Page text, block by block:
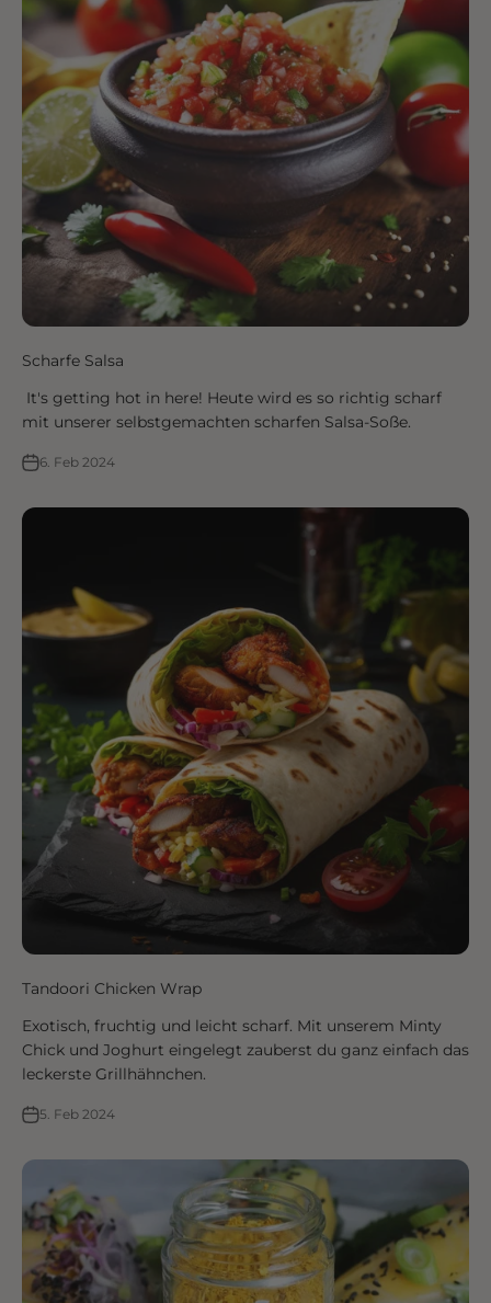
Scharfe Salsa
It's getting hot in here! Heute wird es so richtig scharf
mit unserer selbstgemachten scharfen Salsa-Soße.
6. Feb 2024
Tandoori Chicken Wrap
Exotisch, fruchtig und leicht scharf. Mit unserem Minty
Chick und Joghurt eingelegt zauberst du ganz einfach das
leckerste Grillhähnchen.
5. Feb 2024